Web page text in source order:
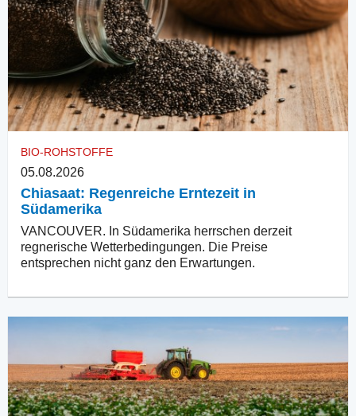
BIO-ROHSTOFFE
05.08.2026
Chiasaat: Regenreiche Erntezeit in
Südamerika
VANCOUVER. In Südamerika herrschen derzeit
regnerische Wetterbedingungen. Die Preise
entsprechen nicht ganz den Erwartungen.